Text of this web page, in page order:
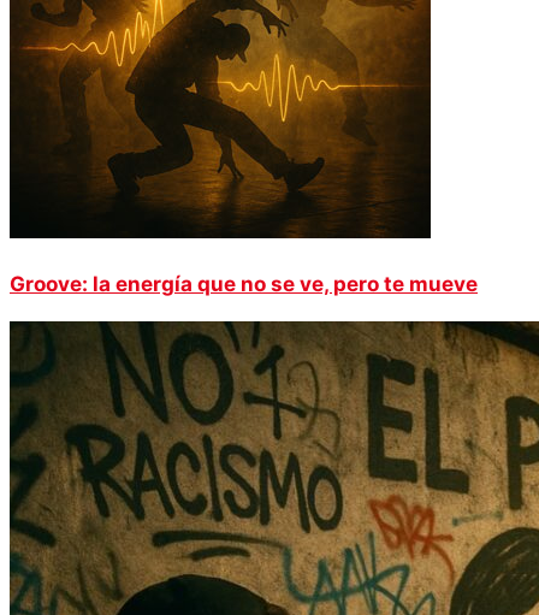
Groove: la energía que no se ve, pero te mueve